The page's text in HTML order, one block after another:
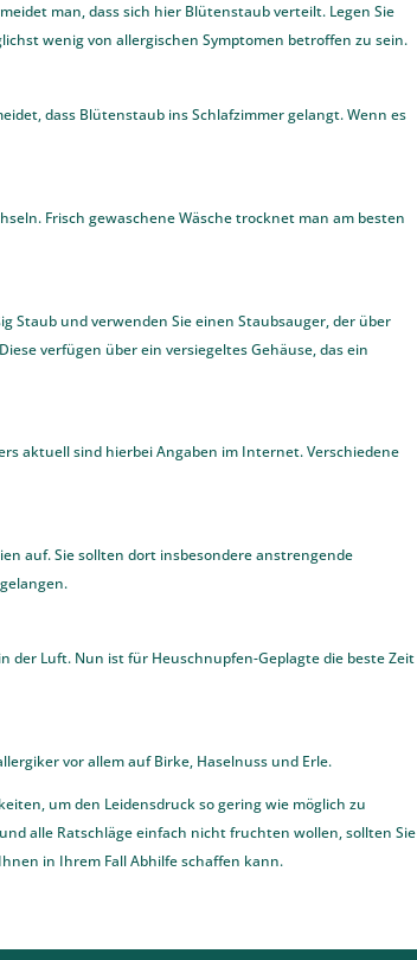
man, dass sich hier Blütenstaub verteilt. Legen Sie
wenig von allergischen Symptomen betroffen zu sein.
dass Blütenstaub ins Schlafzimmer gelangt. Wenn es
Frisch gewaschene Wäsche trocknet man am besten
Staub und verwenden Sie einen Staubsauger, der über
verfügen über ein versiegeltes Gehäuse, das ein
aktuell sind hierbei Angaben im Internet. Verschiedene
auf. Sie sollten dort insbesondere anstrengende
der Luft. Nun ist für Heuschnupfen-Geplagte die beste Zeit
vor allem auf Birke, Haselnuss und Erle.
um den Leidensdruck so gering wie möglich zu
alle Ratschläge einfach nicht fruchten wollen, sollten Sie
in Ihrem Fall Abhilfe schaffen kann.